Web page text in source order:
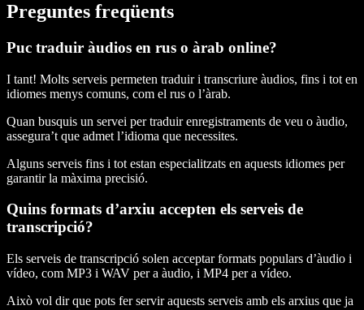
Preguntes freqüents
Puc traduir àudios en rus o àrab online?
I tant! Molts serveis permeten traduir i transcriure àudios, fins i tot en
idiomes menys comuns, com el rus o l’àrab.
Quan busquis un servei per traduir enregistraments de veu o àudio,
assegura’t que admet l’idioma que necessites.
Alguns serveis fins i tot estan especialitzats en aquests idiomes per
garantir la màxima precisió.
Quins formats d’arxiu accepten els serveis de
transcripció?
Els serveis de transcripció solen acceptar formats populars d’àudio i
vídeo, com MP3 i WAV per a àudio, i MP4 per a vídeo.
Això vol dir que pots fer servir aquests serveis amb els arxius que ja